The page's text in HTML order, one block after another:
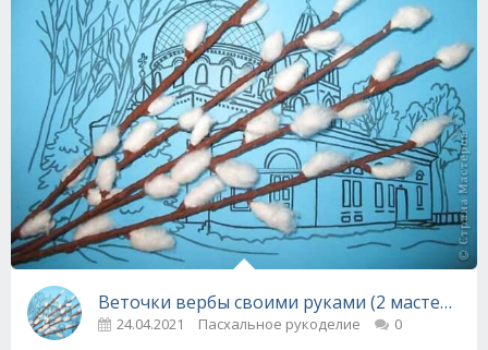
Веточки вербы своими руками (2 мастер-
24.04.2021 Пасхальное рукоделие 0